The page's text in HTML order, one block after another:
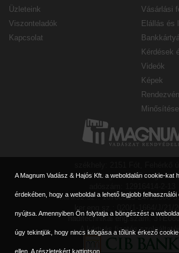
Üzleteink
Viszonteladók
Kapcsolat
Vásárlási
Elállás és
Kérdések
Videók
Képek
e-mail:
banksz.sz.: 10700323-24728308-
ker.eng.sz.: 020/1-1664/J/21/
haditechnikai eng.szám:
A kártyás fizetés
A Magnum Vadász & Hajós Kft. a weboldalán cookie-kat
érdekében, hogy a weboldal a lehető legjobb felhasználói
nyújtsa. Amennyiben Ön folytatja a böngészést a
úgy tekintjük, hogy nincs kifogása a tőlünk érkező
ellen. A részletekért kattintson.